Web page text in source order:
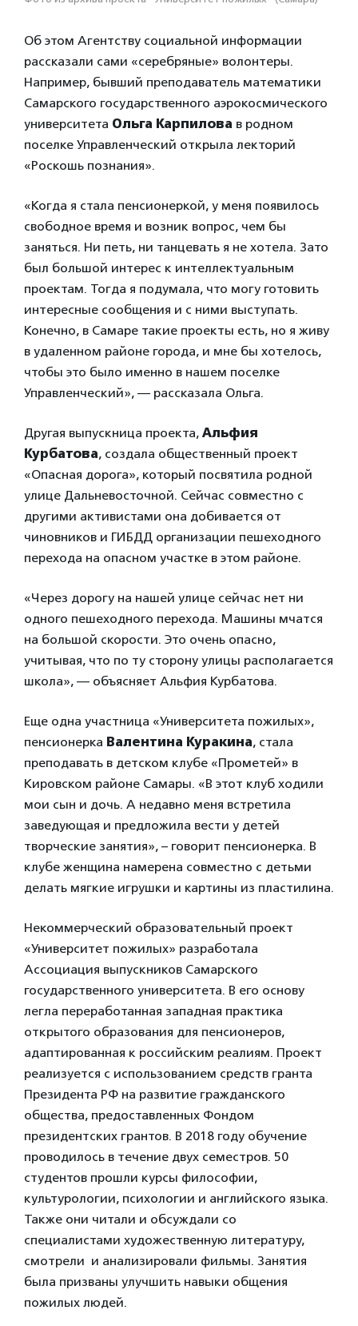
Об этом Агентству социальной информации
рассказали сами «серебряные» волонтеры.
Например, бывший преподаватель математики
Самарского государственного аэрокосмического
университета Ольга Карпилова в родном
поселке Управленческий открыла лекторий
«Роскошь познания».
«Когда я стала пенсионеркой, у меня появилось
свободное время и возник вопрос, чем бы
заняться. Ни петь, ни танцевать я не хотела. Зато
был большой интерес к интеллектуальным
проектам. Тогда я подумала, что могу готовить
интересные сообщения и с ними выступать.
Конечно, в Самаре такие проекты есть, но я живу
в удаленном районе города, и мне бы хотелось,
чтобы это было именно в нашем поселке
Управленческий», — рассказала Ольга.
Другая выпускница проекта, Альфия
Курбатова, создала общественный проект
«Опасная дорога», который посвятила родной
улице Дальневосточной. Сейчас совместно с
другими активистами она добивается от
чиновников и ГИБДД организации пешеходного
перехода на опасном участке в этом районе.
«Через дорогу на нашей улице сейчас нет ни
одного пешеходного перехода. Машины мчатся
на большой скорости. Это очень опасно,
учитывая, что по ту сторону улицы располагается
школа», — объясняет Альфия Курбатова.
Еще одна участница «Университета пожилых»,
пенсионерка Валентина Куракина, стала
преподавать в детском клубе «Прометей» в
Кировском районе Самары. «В этот клуб ходили
мои сын и дочь. А недавно меня встретила
заведующая и предложила вести у детей
творческие занятия», – говорит пенсионерка. В
клубе женщина намерена совместно с детьми
делать мягкие игрушки и картины из пластилина.
Некоммерческий образовательный проект
«Университет пожилых» разработала
Ассоциация выпускников Самарского
государственного университета. В его основу
легла переработанная западная практика
открытого образования для пенсионеров,
адаптированная к российским реалиям. Проект
реализуется с использованием средств гранта
Президента РФ на развитие гражданского
общества, предоставленных Фондом
президентских грантов. В 2018 году обучение
проводилось в течение двух семестров. 50
студентов прошли курсы философии,
культурологии, психологии и английского языка.
Также они читали и обсуждали со
специалистами художественную литературу,
смотрели и анализировали фильмы. Занятия
была призваны улучшить навыки общения
пожилых людей.